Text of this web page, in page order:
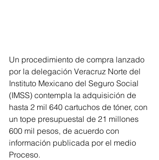
Un procedimiento de compra lanzado
por la delegación Veracruz Norte del
Instituto Mexicano del Seguro Social
(IMSS) contempla la adquisición de
hasta 2 mil 640 cartuchos de tóner, con
un tope presupuestal de 21 millones
600 mil pesos, de acuerdo con
información publicada por el medio
Proceso.